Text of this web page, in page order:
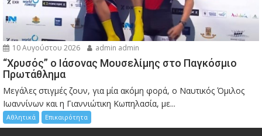
10 Αυγούστου 2026 admin admin
“Χρυσός” ο Ιάσονας Μουσελίμης στο Παγκόσμιο
Πρωτάθλημα
Μεγάλες στιγμές ζουν, για μία ακόμη φορά, ο Ναυτικός Όμιλος
Ιωαννίνων και η Γιαννιώτικη Κωπηλασία, με...
Αθλητικά Επικαιρότητα